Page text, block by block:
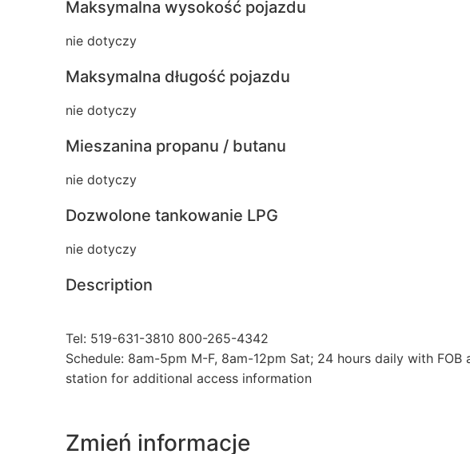
Maksymalna wysokość pojazdu
nie dotyczy
Maksymalna długość pojazdu
nie dotyczy
Mieszanina propanu / butanu
nie dotyczy
Dozwolone tankowanie LPG
nie dotyczy
Description
Tel: 519-631-3810 800-265-4342
Schedule: 8am-5pm M-F, 8am-12pm Sat; 24 hours daily with
station for additional access information
Zmień informacje